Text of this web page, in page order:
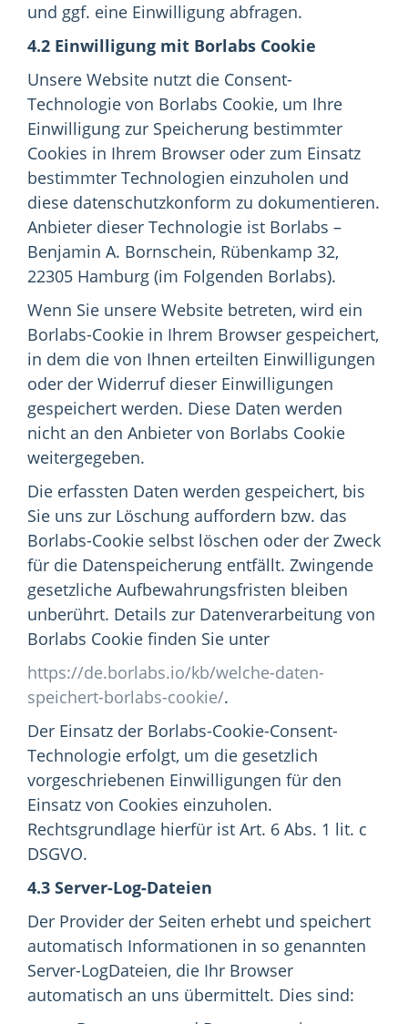
und ggf. eine Einwilligung abfragen.
4.2 Einwilligung mit Borlabs Cookie
Unsere Website nutzt die Consent-
Technologie von Borlabs Cookie, um Ihre
Einwilligung zur Speicherung bestimmter
Cookies in Ihrem Browser oder zum Einsatz
bestimmter Technologien einzuholen und
diese datenschutzkonform zu dokumentieren.
Anbieter dieser Technologie ist Borlabs –
Benjamin A. Bornschein, Rübenkamp 32,
22305 Hamburg (im Folgenden Borlabs).
Wenn Sie unsere Website betreten, wird ein
Borlabs-Cookie in Ihrem Browser gespeichert,
in dem die von Ihnen erteilten Einwilligungen
oder der Widerruf dieser Einwilligungen
gespeichert werden. Diese Daten werden
nicht an den Anbieter von Borlabs Cookie
weitergegeben.
Die erfassten Daten werden gespeichert, bis
Sie uns zur Löschung auffordern bzw. das
Borlabs-Cookie selbst löschen oder der Zweck
für die Datenspeicherung entfällt. Zwingende
gesetzliche Aufbewahrungsfristen bleiben
unberührt. Details zur Datenverarbeitung von
Borlabs Cookie finden Sie unter
https://de.borlabs.io/kb/welche-daten-
speichert-borlabs-cookie/.
Der Einsatz der Borlabs-Cookie-Consent-
Technologie erfolgt, um die gesetzlich
vorgeschriebenen Einwilligungen für den
Einsatz von Cookies einzuholen.
Rechtsgrundlage hierfür ist Art. 6 Abs. 1 lit. c
DSGVO.
4.3 Server-Log-Dateien
Der Provider der Seiten erhebt und speichert
automatisch Informationen in so genannten
Server-LogDateien, die Ihr Browser
automatisch an uns übermittelt. Dies sind: